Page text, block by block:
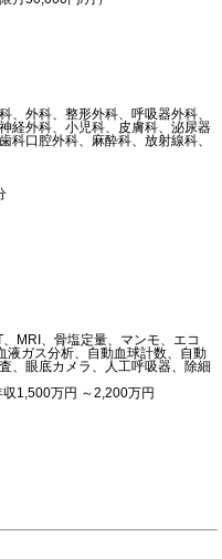
、外科、整形外科、呼吸器外科、
経外科、小児科、皮膚科、泌尿器
科口腔外科、麻酔科、放射線科、
MRI、骨塩定量、マンモ、エコ
液ガス分析、自動血球計数、自動
、眼底カメラ、人工呼吸器、除細
1,500万円 ～2,200万円